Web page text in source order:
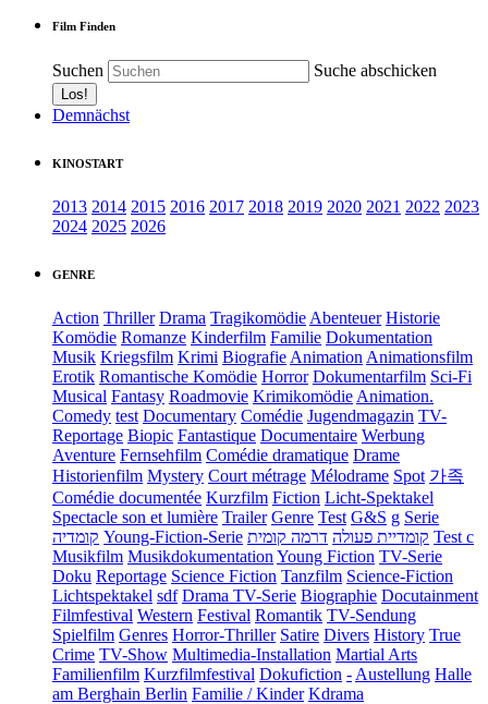
Film Finden
Suchen Suche abschicken
Demnächst
KINOSTART
2013 2014 2015 2016 2017 2018 2019 2020 2021 2022 2023
2024 2025 2026
GENRE
Action Thriller Drama Tragikomödie Abenteuer Historie
Komödie Romanze Kinderfilm Familie Dokumentation
Musik Kriegsfilm Krimi Biografie Animation Animationsfilm
Erotik Romantische Komödie Horror Dokumentarfilm Sci-Fi
Musical Fantasy Roadmovie Krimikomödie Animation.
Comedy test Documentary Comédie Jugendmagazin TV-
Reportage Biopic Fantastique Documentaire Werbung
Aventure Fernsehfilm Comédie dramatique Drame
Historienfilm Mystery Court métrage Mélodrame Spot 가족
Comédie documentée Kurzfilm Fiction Licht-Spektakel
Spectacle son et lumière Trailer Genre Test G&S g Serie
קומדיה Young-Fiction-Serie קומדיית פעולה דרמה קומית
Test c
Musikfilm Musikdokumentation Young Fiction TV-Serie
Doku Reportage Science Fiction Tanzfilm Science-Fiction
Lichtspektakel sdf Drama TV-Serie Biographie Docutainment
Filmfestival Western Festival Romantik TV-Sendung
Spielfilm Genres Horror-Thriller Satire Divers History True
Crime TV-Show Multimedia-Installation Martial Arts
Familienfilm Kurzfilmfestival Dokufiction - Austellung Halle
am Berghain Berlin Familie / Kinder Kdrama